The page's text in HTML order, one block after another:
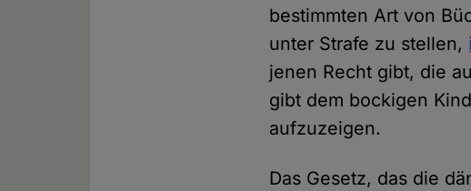
bestimmten Art von
unter Strafe zu stellen,
jenen Recht gibt, die
gibt dem bockigen
aufzuzeigen.
Das Gesetz, das die